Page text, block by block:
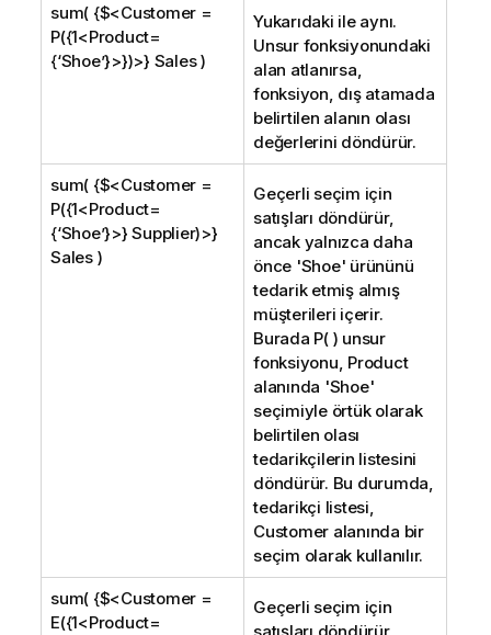
sum( {$<Customer =
P({1<Product=
{‘Shoe’}>})>} Sales )
Yukarıdaki ile aynı.
Unsur fonksiyonundaki
alan atlanırsa,
fonksiyon, dış atamada
belirtilen alanın olası
değerlerini döndürür.
sum( {$<Customer =
P({1<Product=
{‘Shoe’}>} Supplier)>}
Sales )
Geçerli seçim için
satışları döndürür,
ancak yalnızca daha
önce 'Shoe' ürününü
tedarik etmiş almış
müşterileri içerir.
Burada P( ) unsur
fonksiyonu, Product
alanında 'Shoe'
seçimiyle örtük olarak
belirtilen olası
tedarikçilerin listesini
döndürür. Bu durumda,
tedarikçi listesi,
Customer alanında bir
seçim olarak kullanılır.
sum( {$<Customer =
E({1<Product=
Geçerli seçim için